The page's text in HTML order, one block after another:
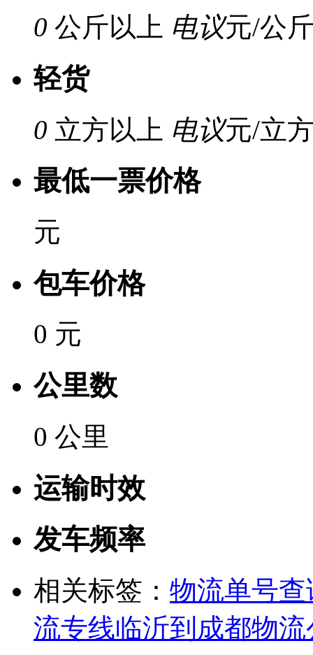
0 公斤以上 电议元/公
轻货
0 立方以上 电议元/立
最低一票价格
元
包车价格
0 元
公里数
0 公里
运输时效
发车频率
相关标签： 物流单号查
流专线临沂到成都物流